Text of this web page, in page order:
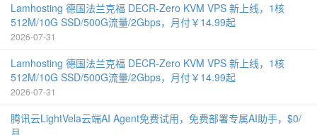
Lamhosting 德国法兰克福 DECR-Zero KVM VPS 新上线，1核
512M/10G SSD/500G流量/2Gbps，月付￥14.99起
2026-07-31
Lamhosting 德国法兰克福 DECR-Zero KVM VPS 新上线，1核
512M/10G SSD/500G流量/2Gbps，月付￥14.99起
2026-07-31
腾讯云LightVela云端AI Agent免费试用，免费部署专属AI助手，$0/